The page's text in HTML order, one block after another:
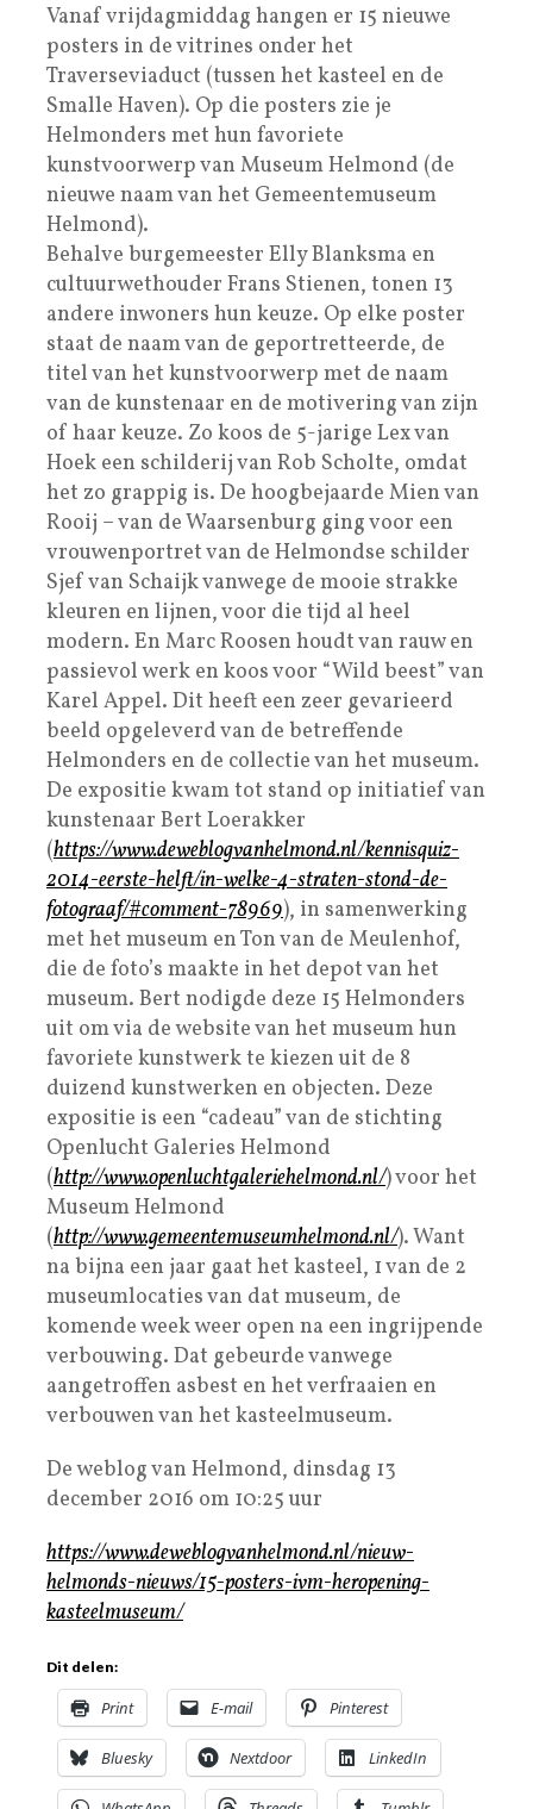
Vanaf vrijdagmiddag hangen er 15 nieuwe
posters in de vitrines onder het
Traverseviaduct (tussen het kasteel en de
Smalle Haven). Op die posters zie je
Helmonders met hun favoriete
kunstvoorwerp van Museum Helmond (de
nieuwe naam van het Gemeentemuseum
Helmond).
Behalve burgemeester Elly Blanksma en
cultuurwethouder Frans Stienen, tonen 13
andere inwoners hun keuze. Op elke poster
staat de naam van de geportretteerde, de
titel van het kunstvoorwerp met de naam
van de kunstenaar en de motivering van zijn
of haar keuze. Zo koos de 5-jarige Lex van
Hoek een schilderij van Rob Scholte, omdat
het zo grappig is. De hoogbejaarde Mien van
Rooij – van de Waarsenburg ging voor een
vrouwenportret van de Helmondse schilder
Sjef van Schaijk vanwege de mooie strakke
kleuren en lijnen, voor die tijd al heel
modern. En Marc Roosen houdt van rauw en
passievol werk en koos voor “Wild beest” van
Karel Appel. Dit heeft een zeer gevarieerd
beeld opgeleverd van de betreffende
Helmonders en de collectie van het museum.
De expositie kwam tot stand op initiatief van
kunstenaar Bert Loerakker
(https://www.deweblogvanhelmond.nl/kennisquiz-
2014-eerste-helft/in-welke-4-straten-stond-de-
fotograaf/#comment-78969), in samenwerking
met het museum en Ton van de Meulenhof,
die de foto’s maakte in het depot van het
museum. Bert nodigde deze 15 Helmonders
uit om via de website van het museum hun
favoriete kunstwerk te kiezen uit de 8
duizend kunstwerken en objecten. Deze
expositie is een “cadeau” van de stichting
Openlucht Galeries Helmond
(http://www.openluchtgaleriehelmond.nl/) voor het
Museum Helmond
(http://www.gemeentemuseumhelmond.nl/). Want
na bijna een jaar gaat het kasteel, 1 van de 2
museumlocaties van dat museum, de
komende week weer open na een ingrijpende
verbouwing. Dat gebeurde vanwege
aangetroffen asbest en het verfraaien en
verbouwen van het kasteelmuseum.
De weblog van Helmond, dinsdag 13
december 2016 om 10:25 uur
https://www.deweblogvanhelmond.nl/nieuw-
helmonds-nieuws/15-posters-ivm-heropening-
kasteelmuseum/
Dit delen:
Print E-mail Pinterest
Bluesky Nextdoor LinkedIn